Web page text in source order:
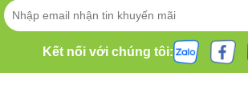
Kết nối với chúng tôi: